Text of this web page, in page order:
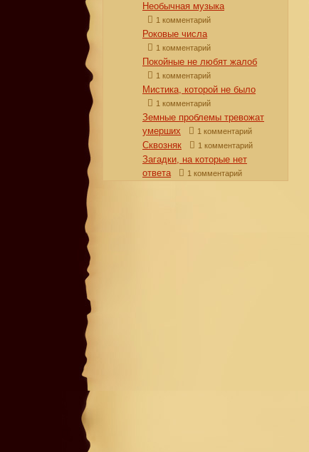
Необычная музыка
1 комментарий
Роковые числа
1 комментарий
Покойные не любят жалоб
1 комментарий
Мистика, которой не было
1 комментарий
Земные проблемы тревожат
умерших
1 комментарий
Сквозняк 1 комментарий
Загадки, на которые нет
ответа
1 комментарий